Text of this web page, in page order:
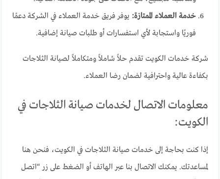
خدمة العملاء الممتازة: يوفر فريق خدمة العملاء في الشركة دعمًا
فوريًا واستجابة لأي استفسارات أو طلبات صيانة إضافية.
شركة خدمات الكويت تقدم حلاً شاملاً ومتكاملاً لصيانة الثلاجات
بكفاءة عالية واحترافية لضمان رضا العملاء.
معلومات الاتصال لخدمات صيانة الثلاجات في
الكويت:
إذا كنت بحاجة إلى خدمات صيانة الثلاجات في الكويت، فنحن هنا
لمساعدتك. يمكنك الاتصال بنا عبر الهاتف أو الضغط على زر “اتصل